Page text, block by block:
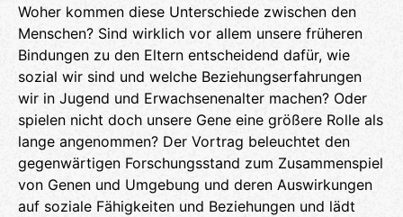
Woher kommen diese Unterschiede zwischen den
Menschen? Sind wirklich vor allem unsere früheren
Bindungen zu den Eltern entscheidend dafür, wie
sozial wir sind und welche Beziehungserfahrungen
wir in Jugend und Erwachsenenalter machen? Oder
spielen nicht doch unsere Gene eine größere Rolle als
lange angenommen? Der Vortrag beleuchtet den
gegenwärtigen Forschungsstand zum Zusammenspiel
von Genen und Umgebung und deren Auswirkungen
auf soziale Fähigkeiten und Beziehungen und lädt